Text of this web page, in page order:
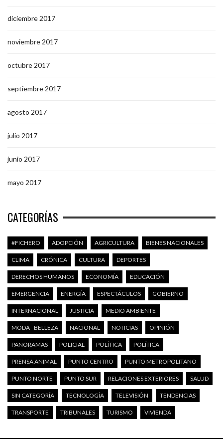
diciembre 2017
noviembre 2017
octubre 2017
septiembre 2017
agosto 2017
julio 2017
junio 2017
mayo 2017
CATEGORÍAS
#FICHERO ADOPCIÓN AGRICULTURA BIENES NACIONALES
CLIMA CRÓNICA CULTURA DEPORTES
DERECHOS HUMANOS ECONOMÍA EDUCACIÓN
EMERGENCIA ENERGÍA ESPECTÁCULOS GOBIERNO
INTERNACIONAL JUSTICIA MEDIO AMBIENTE
MODA - BELLEZA NACIONAL NOTICIAS OPINIÓN
PANORAMAS POLICIAL POLÍTICA POLÍTICA
PRENSA ANIMAL PUNTO CENTRO PUNTO METROPOLITANO
PUNTO NORTE PUNTO SUR RELACIONES EXTERIORES SALUD
SIN CATEGORÍA TECNOLOGÍA TELEVISIÓN TENDENCIAS
TRANSPORTE TRIBUNALES TURISMO VIVIENDA